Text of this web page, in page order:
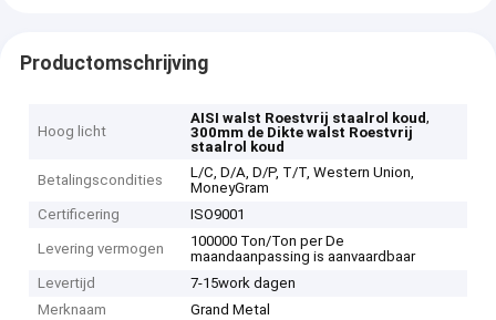
Productomschrijving
Hoog licht
AISI walst Roestvrij staalrol koud,
300mm de Dikte walst Roestvrij
staalrol koud
Betalingscondities
L/C, D/A, D/P, T/T, Western Union,
MoneyGram
Certificering
ISO9001
Levering vermogen
100000 Ton/Ton per De
maandaanpassing is aanvaardbaar
Levertijd
7-15work dagen
Merknaam
Grand Metal